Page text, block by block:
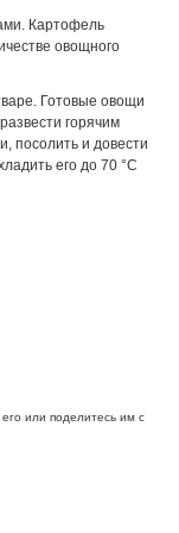
Картофель
овощного
Готовые овощи
горячим
посолить и довести
его до 70 °С
или поделитесь им с